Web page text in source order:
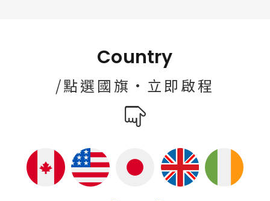
Country
/點選國旗·立即啟程